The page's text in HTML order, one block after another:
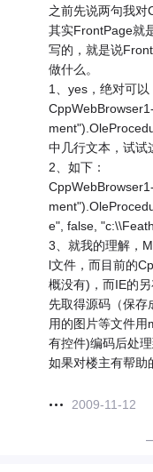
之前先说两句我对
其实FrontPage就
写的，就是说
做什么。
1、yes，绝对可以
中几行文本，试试
2、如下：
e", false,
3、就我的理解，
l文件，而目前的
概没有)，而IE的
先取得源码（保存
用的图片等文件
有控件)编码后处理
如果对楼主有帮助
2009-11-12